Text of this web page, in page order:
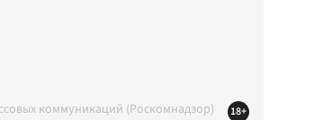
коммуникаций (Роскомнадзор)
18+